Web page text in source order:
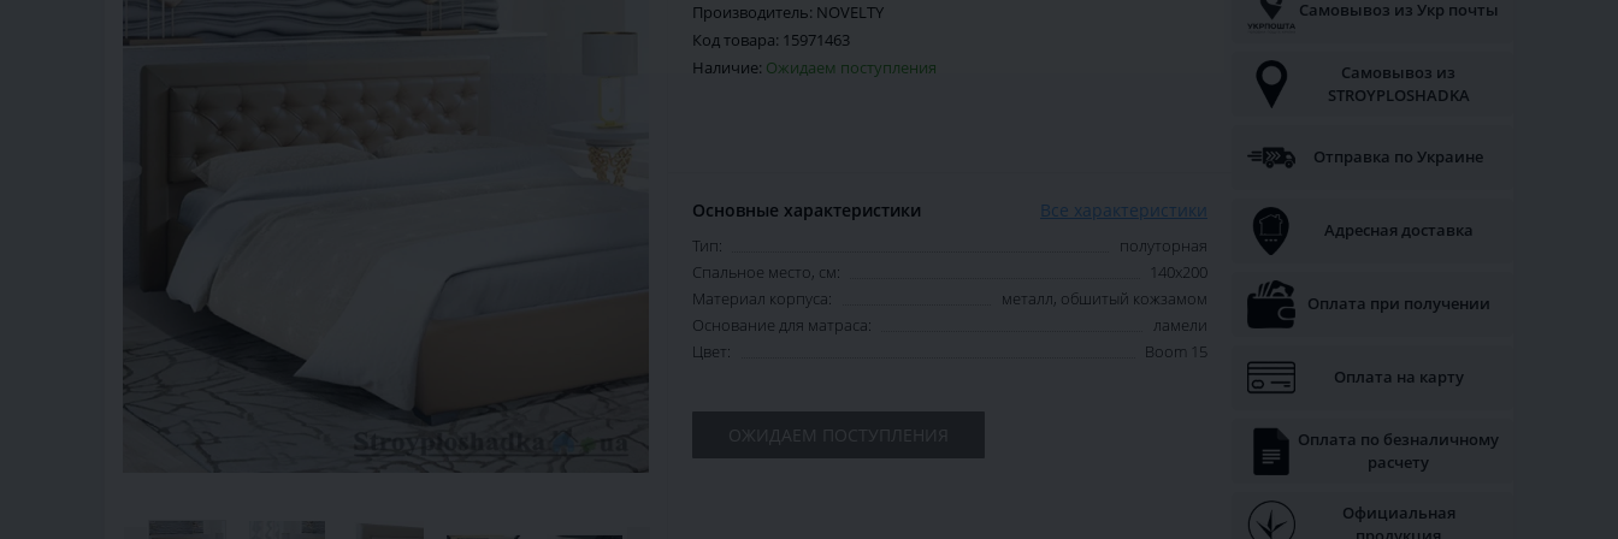
Производитель: NOVELTY
Код товара: 15971463
Наличие: Ожидаем поступления
Основные характеристики Все характеристики
Тип:
полуторная
Спальное место, см:
140х200
Материал корпуса:
металл, обшитый кожзамом
Основание для матраса:
ламели
Цвет:
Boom 15
ОЖИДАЕМ ПОСТУПЛЕНИЯ
Самовывоз из Укр почты
Самовывоз из
STROYPLOSHADKA
Отправка по Украине
Адресная доставка
Оплата при получении
Оплата на карту
Оплата по безналичному
расчету
Официальная